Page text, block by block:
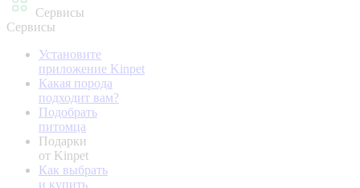
Сервисы
Сервисы
Установите
приложение Kinpet
Какая порода
подходит вам?
Подобрать
питомца
Подарки
от Kinpet
Как выбрать
и купить